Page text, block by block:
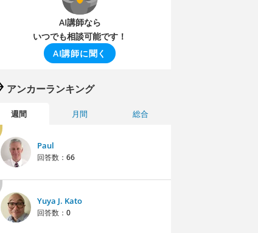
AI講師なら
いつでも相談可能です！
AI講師に聞く
アンカーランキング
週間 月間 総合
Paul
回答数： 66
Yuya J. Kato
回答数： 0